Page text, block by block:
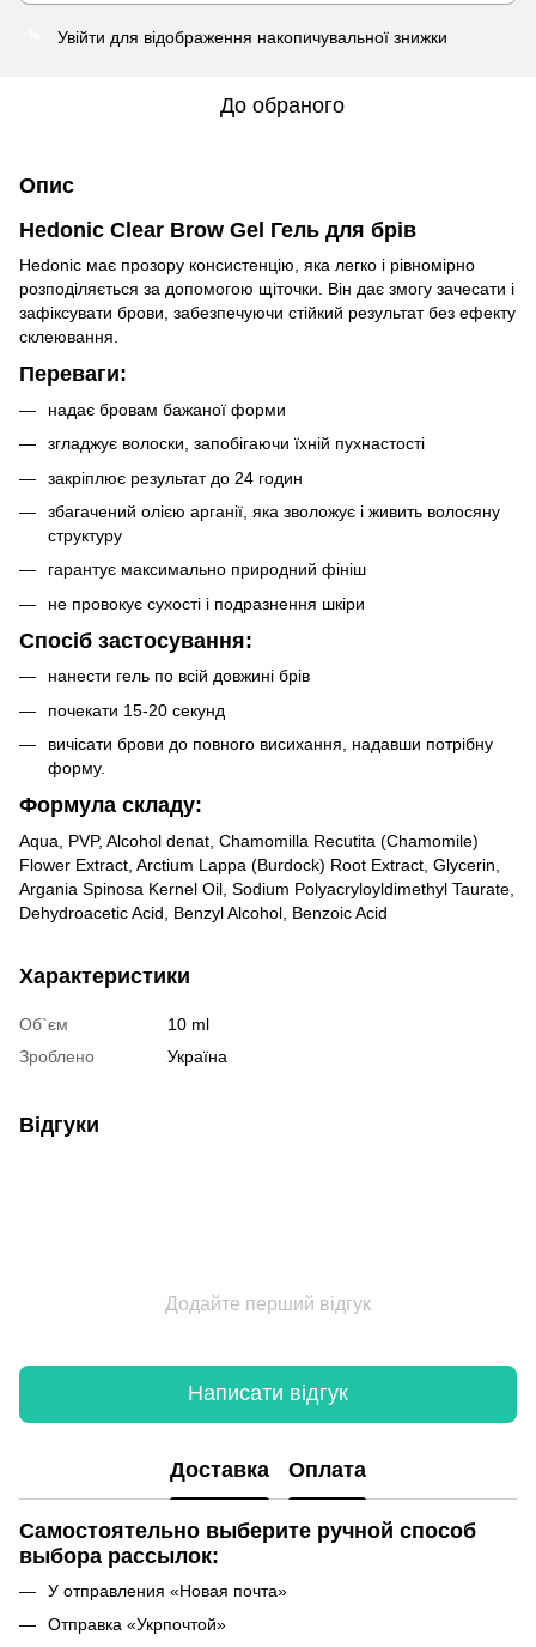
Увійти для відображення накопичувальної знижки
До обраного
Опис
Hedonic Clear Brow Gel Гель для брів
Hedonic має прозору консистенцію, яка легко і рівномірно
розподіляється за допомогою щіточки. Він дає змогу зачесати і
зафіксувати брови, забезпечуючи стійкий результат без ефекту
склеювання.
Переваги:
надає бровам бажаної форми
згладжує волоски, запобігаючи їхній пухнастості
закріплює результат до 24 годин
збагачений олією арганії, яка зволожує і живить волосяну
структуру
гарантує максимально природний фініш
не провокує сухості і подразнення шкіри
Спосіб застосування:
нанести гель по всій довжині брів
почекати 15-20 секунд
вичісати брови до повного висихання, надавши потрібну
форму.
Формула складу:
Aqua, PVP, Alcohol denat, Chamomilla Recutita (Chamomile)
Flower Extract, Arctium Lappa (Burdock) Root Extract, Glycerin,
Argania Spinosa Kernel Oil, Sodium Polyacryloyldimethyl Taurate,
Dehydroacetic Acid, Benzyl Alcohol, Benzoic Acid
Характеристики
Об`єм
10 ml
Зроблено
Україна
Відгуки
Додайте перший відгук
Написати відгук
Доставка Оплата
Самостоятельно выберите ручной способ
выбора рассылок:
У отправления «Новая почта»
Отправка «Укрпочтой»